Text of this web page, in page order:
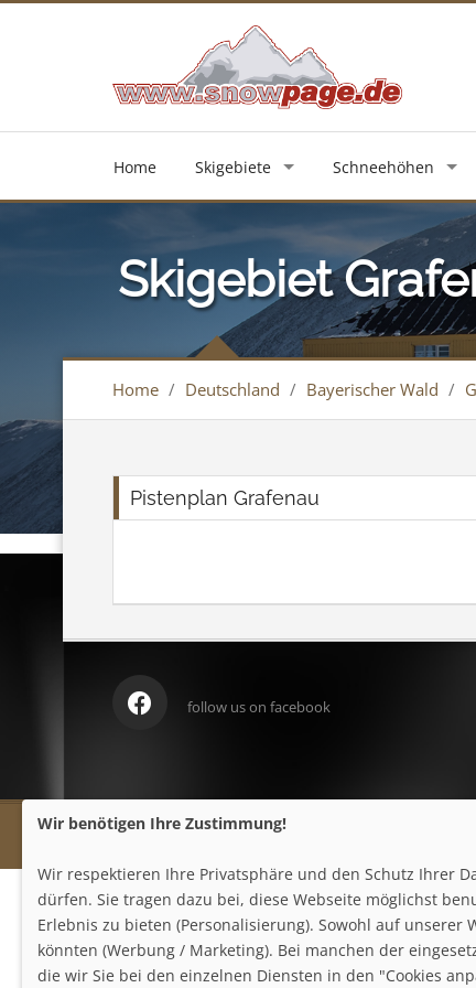
Home Skigebiete Schneehöhen
Skigebiet
Home / Deutschland / Bayerischer Wald /
Pistenplan Grafenau
follow us on facebook
Wir benötigen Ihre Zustimmung!
Wir respektieren Ihre Privatsphäre und den Schutz Ihrer
dürfen. Sie tragen dazu bei, diese Webseite möglichst
Erlebnis zu bieten (Personalisierung). Sowohl auf
könnten (Werbung / Marketing). Bei manchen der
die wir Sie bei den einzelnen Diensten in den "Cookies